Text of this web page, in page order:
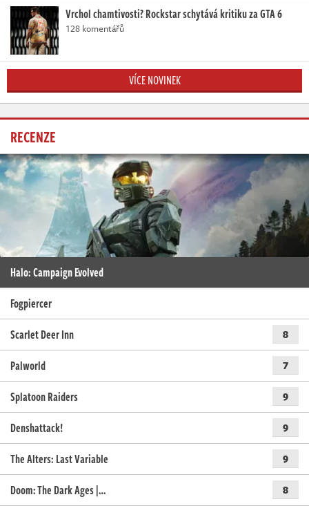
Vrchol chamtivosti? Rockstar schytává kritiku za GTA 6
128 komentářů
VÍCE NOVINEK
RECENZE
Halo: Campaign Evolved
Fogpiercer
Scarlet Deer Inn
8
Palworld 7
Splatoon Raiders 9
Denshattack! 9
The Alters: Last Variable 9
Doom: The Dark Ages |… 8